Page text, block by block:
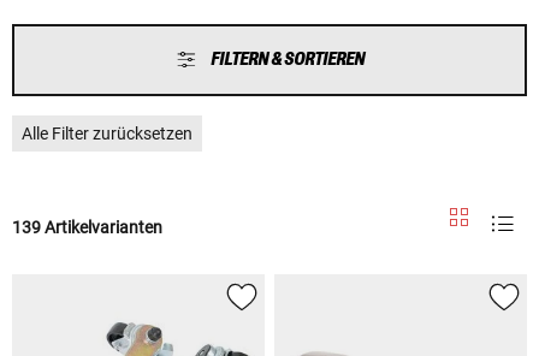
FILTERN & SORTIEREN
Alle Filter zurücksetzen
139 Artikelvarianten